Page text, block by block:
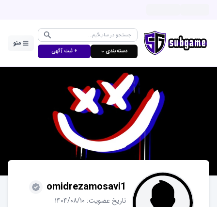
دسته‌بندی ⌵ + ثبت آگهی
منو
omidrezamosavi1
تاریخ عضویت: ۱۴۰۴/۰۸/۱۰